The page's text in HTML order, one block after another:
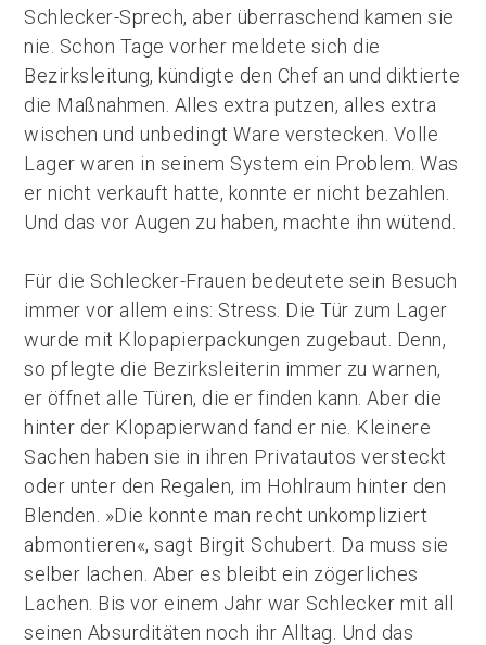
Schlecker-Sprech, aber überraschend kamen sie
nie. Schon Tage vorher meldete sich die
Bezirksleitung, kündigte den Chef an und diktierte
die Maßnahmen. Alles extra putzen, alles extra
wischen und unbedingt Ware verstecken. Volle
Lager waren in seinem System ein Problem. Was
er nicht verkauft hatte, konnte er nicht bezahlen.
Und das vor Augen zu haben, machte ihn wütend.
Für die Schlecker-Frauen bedeutete sein Besuch
immer vor allem eins: Stress. Die Tür zum Lager
wurde mit Klopapierpackungen zugebaut. Denn,
so pflegte die Bezirksleiterin immer zu warnen,
er öffnet alle Türen, die er finden kann. Aber die
hinter der Klopapierwand fand er nie. Kleinere
Sachen haben sie in ihren Privatautos versteckt
oder unter den Regalen, im Hohlraum hinter den
Blenden. »Die konnte man recht unkompliziert
abmontieren«, sagt Birgit Schubert. Da muss sie
selber lachen. Aber es bleibt ein zögerliches
Lachen. Bis vor einem Jahr war Schlecker mit all
seinen Absurditäten noch ihr Alltag. Und das